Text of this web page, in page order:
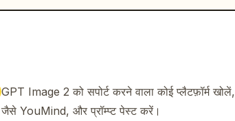
GPT Image 2 को सपोर्ट करने वाला कोई प्लैटफ़ॉर्म खोलें,
जैसे YouMind, और प्रॉम्प्ट पेस्ट करें।